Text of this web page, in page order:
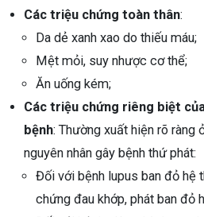
Các triệu chứng toàn thân:
Da dẻ xanh xao do thiếu máu;
Mệt mỏi, suy nhược cơ thể;
Ăn uống kém;
Các triệu chứng riêng biệt
bệnh: Thường xuất hiện rõ ràng
nguyên nhân gây bệnh thứ phát:
Đối với bệnh lupus ban đỏ hệ
chứng đau khớp, phát ban đỏ